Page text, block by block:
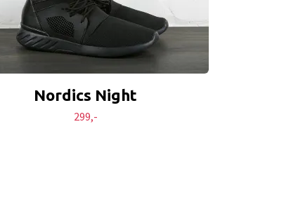
Nordics Night
299,-